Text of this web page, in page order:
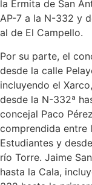
la Ermita de San
AP-7 a la N-332 y
al de El Campello.
Por su parte, el
desde la calle
incluyendo el
desde la N-332ª
concejal Paco
comprendida entre
Estudiantes y
río Torre. Jaime
hasta la Cala,